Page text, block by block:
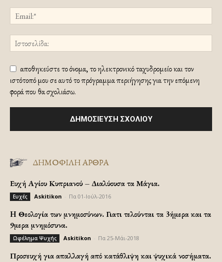
αποθηκεύστε το όνομα, το ηλεκτρονικό ταχυδρομείο και τον
ιστότοπό μου σε αυτό το πρόγραμμα περιήγησης για την επόμενη
φορά που θα σχολιάσω.
ΔΗΜΟΦΙΛΗ ΑΡΘΡΑ
Ευχή Αγίου Κυπριανού – Διαλύουσα τα Μάγια.
Ευχές Askitikon Πα 01-Ιούλ-2016
H Θεολογία των μνημοσύνων. Γιατι τελούνται τα 3ήμερα και τα
9μερα μνημόσυνα.
Ωφέλημα Ψυχής Askitikon Πα 25-Μάι-2018
Προσευχή για απαλλαγή από κατάθλιψη και ψυχικά νοσήματα.